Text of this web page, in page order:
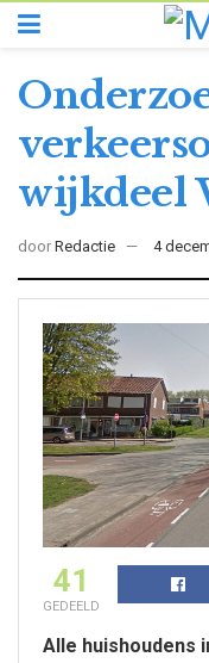
wijkdeel
door Redactie 4
41
GEDEELD
Alle huishoudens